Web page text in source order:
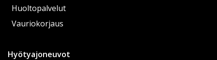
Huoltopalvelut
Vauriokorjaus
Hyötyajoneuvot